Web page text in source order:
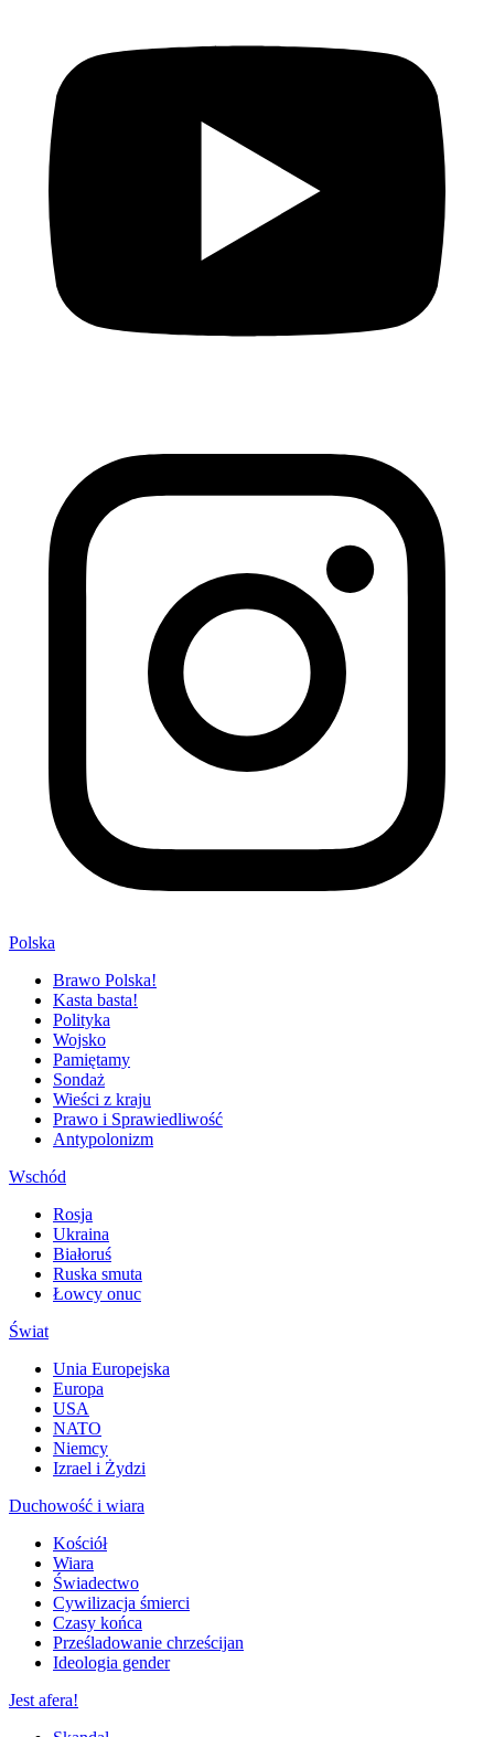
Polska
Brawo Polska!
Kasta basta!
Polityka
Wojsko
Pamiętamy
Sondaż
Wieści z kraju
Prawo i Sprawiedliwość
Antypolonizm
Wschód
Rosja
Ukraina
Białoruś
Ruska smuta
Łowcy onuc
Świat
Unia Europejska
Europa
USA
NATO
Niemcy
Izrael i Żydzi
Duchowość i wiara
Kościół
Wiara
Świadectwo
Cywilizacja śmierci
Czasy końca
Prześladowanie chrześcijan
Ideologia gender
Jest afera!